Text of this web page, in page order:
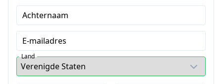
Achternaam
E-mailadres
Land